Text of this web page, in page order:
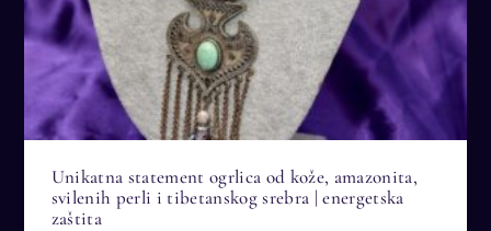
Unikatna statement ogrlica od kože, amazonita,
svilenih perli i tibetanskog srebra | energetska
zaštita